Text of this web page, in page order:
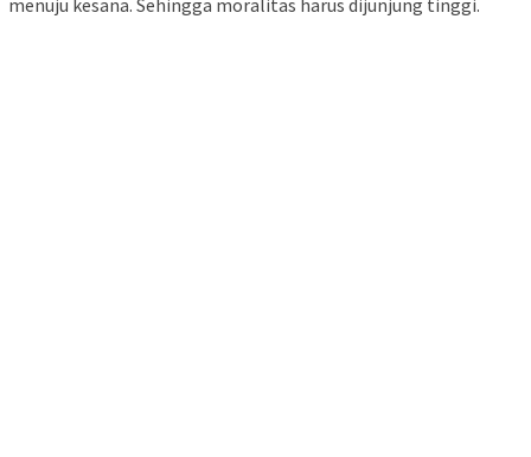
menuju kesana. Sehingga moralitas harus dijunjung tinggi.